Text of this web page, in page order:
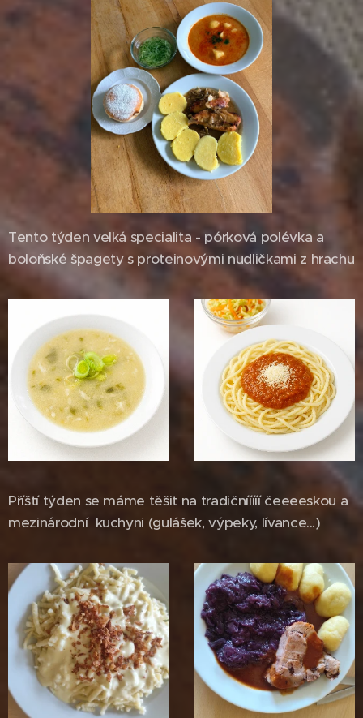
Tento týden velká specialita - pórková polévka a
boloňské špagety s proteinovými nudličkami z hrachu
Příští týden se máme těšit na tradičnííííí čeeeeskou a
mezinárodní kuchyni (gulášek, výpeky, lívance...)